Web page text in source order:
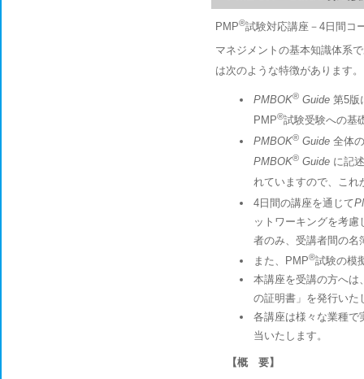
PMP®試験対応講座－4日間コ
マネジメントの基本知識体系
は次のような特徴があります。
PMBOK® Guide 第5版
PMP®試験受験への基
PMBOK® Guide 全体
PMBOK® Guide に記
れていますので、これ
4日間の講座を通じて
ットワーキングを考
者のみ、受講者間の名
また、PMP®試験の模
本講座を受講の方へは
の証明書」を発行いた
各講座は様々な業種で
当いたします。
【概 要】